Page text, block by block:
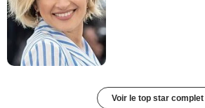
Voir le top star complet